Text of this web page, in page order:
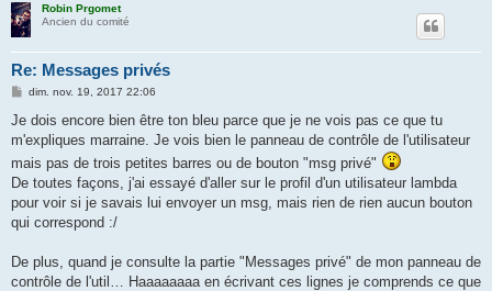
Robin Prgomet
Ancien du comité
Re: Messages privés
M
s
a
e
dim. nov. 19, 2017 22:06
Je dois encore bien être ton bleu parce que je ne vois pas ce que tu
m'expliques marraine. Je vois bien le panneau de contrôle de l'utilisateur
mais pas de trois petites barres ou de bouton "msg privé"
De toutes façons, j'ai essayé d'aller sur le profil d'un utilisateur lambda
pour voir si je savais lui envoyer un msg, mais rien de rien aucun bouton
qui correspond :/
De plus, quand je consulte la partie "Messages privé" de mon panneau de
contrôle de l'util… Haaaaaaaa en écrivant ces lignes je comprends ce que